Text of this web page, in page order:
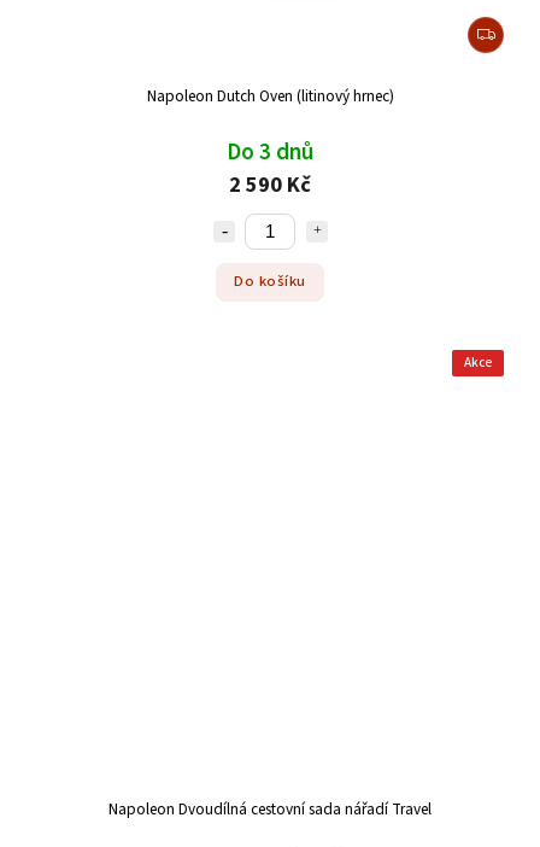
Napoleon Dutch Oven (litinový hrnec)
Do 3 dnů
2 590 Kč
Do košíku
Akce
Napoleon Dvoudílná cestovní sada nářadí Travel